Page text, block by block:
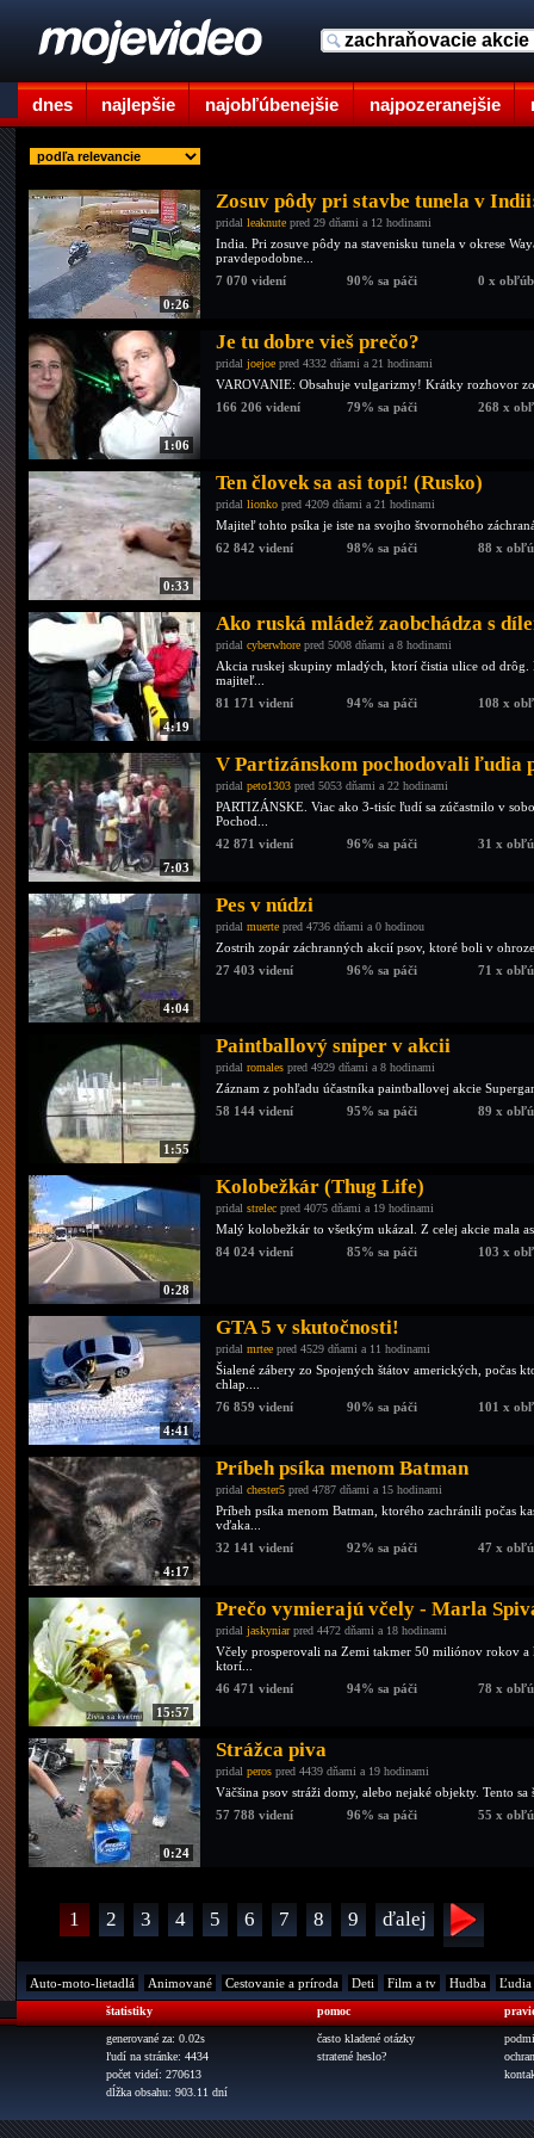
dnes najlepšie najobľúbenejšie najpozeranejšie
0:26
Zosuv pôdy pri stavbe tunela v
pridal leaknute pred 29 dňami a 12 hodinami
India. Pri zosuve pôdy na stavenisku tunela v okrese
pravdepodobne...
7 070 videní
90% sa páči 0 x
1:06
Je tu dobre vieš prečo?
pridal joejoe pred 4332 dňami a 21 hodinami
VAROVANIE: Obsahuje vulgarizmy! Krátky rozhovor
166 206 videní
79% sa páči 268 x
0:33
Ten človek sa asi topí! (Rusko)
pridal lionko pred 4209 dňami a 21 hodinami
Majiteľ tohto psíka je iste na svojho štvornohého
62 842 videní
98% sa páči 88 x
4:19
Ako ruská mládež zaobchádza s
pridal cyberwhore pred 5008 dňami a 8 hodinami
Akcia ruskej skupiny mladých, ktorí čistia ulice od
majiteľ...
81 171 videní
94% sa páči 108 x
7:03
V Partizánskom pochodovali ľudia
pridal peto1303 pred 5053 dňami a 22 hodinami
PARTIZÁNSKE. Viac ako 3-tisíc ľudí sa zúčastnilo v
Pochod...
42 871 videní
96% sa páči 31 x
4:04
Pes v núdzi
pridal muerte pred 4736 dňami a 0 hodinou
Zostrih zopár záchranných akcií psov, ktoré boli v
27 403 videní
96% sa páči 71 x
1:55
Paintballový sniper v akcii
pridal romales pred 4929 dňami a 8 hodinami
Záznam z pohľadu účastníka paintballovej akcie
58 144 videní
95% sa páči 89 x
0:28
Kolobežkár (Thug Life)
pridal strelec pred 4075 dňami a 19 hodinami
Malý kolobežkár to všetkým ukázal. Z celej akcie mala
84 024 videní
85% sa páči 103 x
4:41
GTA 5 v skutočnosti!
pridal mrtee pred 4529 dňami a 11 hodinami
Šialené zábery zo Spojených štátov amerických, počas
chlap....
76 859 videní
90% sa páči 101 x
4:17
Príbeh psíka menom Batman
pridal chester5 pred 4787 dňami a 15 hodinami
Príbeh psíka menom Batman, ktorého zachránili počas
vďaka...
32 141 videní
92% sa páči 47 x
15:57
Prečo vymierajú včely - Marla
pridal jaskyniarpred 4472 dňami a 18 hodinami
Včely prosperovali na Zemi takmer 50 miliónov rokov
ktorí...
46 471 videní
94% sa páči 78 x
0:24
Strážca piva
pridal peros pred 4439 dňami a 19 hodinami
Väčšina psov stráži domy, alebo nejaké objekty. Tento
57 788 videní
96% sa páči 55 x
1 2 3 4 5 6 7 8 9 ďalej
Auto-moto-lietadlá Animované Cestovanie a príroda Deti Film a tv Hudba Ľudia
štatistiky
generované za: 0.02s
ľudí na stránke: 4434
počet videí: 270613
dĺžka obsahu: 903.11 dní
pomoc
často kladené otázky
stratené heslo?